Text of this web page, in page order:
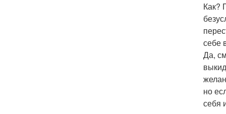
Как?
себе
Да,
но
себя